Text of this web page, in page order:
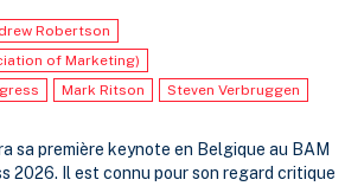
Robertson
of Marketing)
Mark Ritson
Steven Verbruggen
sa première keynote en Belgique au BAM
2026. Il est connu pour son regard critique